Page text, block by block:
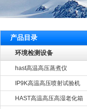
产品目录
环境检测设备
hast高温高压蒸煮仪
IP9K高温高压喷射试验机
HAST高温高压高湿老化箱